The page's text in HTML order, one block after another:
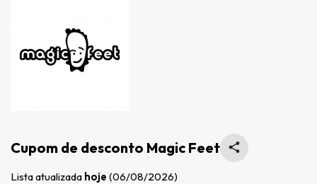
Cupom de desconto Magic Feet
Lista atualizada hoje (06/08/2026)